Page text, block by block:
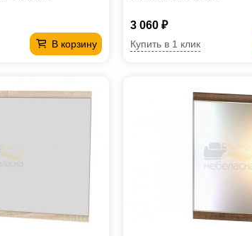
В корзину
3 060 ₽
Купить в 1 клик